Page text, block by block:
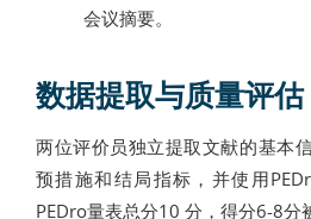
会议摘要。
数据提取与质量评估
两位评价员独立提取文献的基本
预措施和结局指标，并使用
PEDro量表总分10 分，得分6-8分